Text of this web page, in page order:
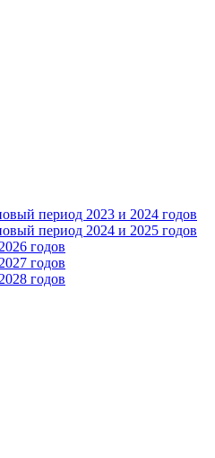
период 2023 и 2024 годов
период 2024 и 2025 годов
годов
годов
годов